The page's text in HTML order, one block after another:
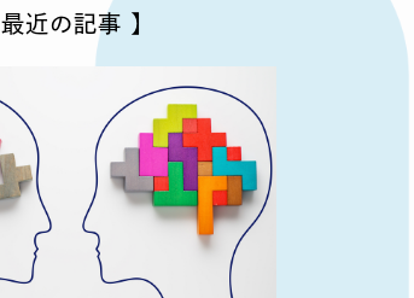
最近の記事 】